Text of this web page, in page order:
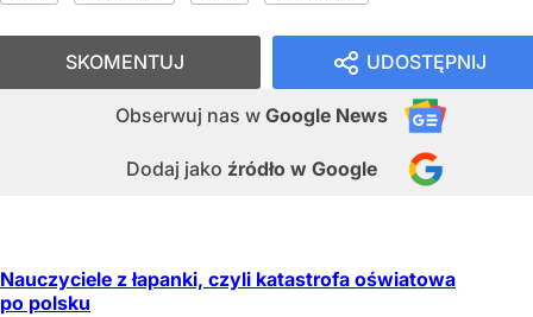
UDOSTĘPNIJ
Obserwuj nas w Google News
Dodaj jako źródło w Google
SKOMENTUJ
Nauczyciele z łapanki, czyli katastrofa oświatowa
po polsku